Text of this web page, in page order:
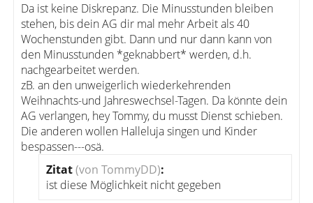
Da ist keine Diskrepanz. Die Minusstunden bleiben
stehen, bis dein AG dir mal mehr Arbeit als 40
Wochenstunden gibt. Dann und nur dann kann von
den Minusstunden *geknabbert* werden, d.h.
nachgearbeitet werden.
zB. an den unweigerlich wiederkehrenden
Weihnachts-und Jahreswechsel-Tagen. Da könnte dein
AG verlangen, hey Tommy, du musst Dienst schieben.
Die anderen wollen Halleluja singen und Kinder
bespassen---osä.
Zitat(von TommyDD):
ist diese Möglichkeit nicht gegeben